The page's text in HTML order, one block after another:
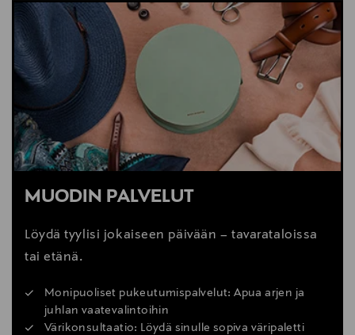
NÄYTÄ VÄHEMMÄN
LUE VINKIT
MUODIN PALVELUT
Löydä tyylisi jokaiseen päivään – tavarataloissa
tai etänä.
Monipuoliset pukeutumispalvelut: Apua arjen ja
juhlan vaatevalintoihin
Värikonsultaatio: Löydä sinulle sopiva väripaletti